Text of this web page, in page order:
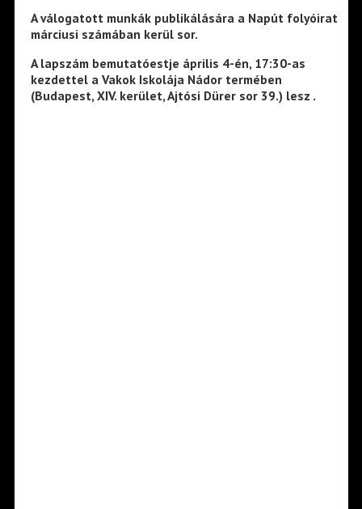
A válogatott munkák publikálására a Napút folyóirat
márciusi számában kerül sor.
A lapszám bemutatóestje április 4-én, 17:30-as
kezdettel a Vakok Iskolája Nádor termében
(Budapest, XIV. kerület, Ajtósi Dürer sor 39.) lesz .